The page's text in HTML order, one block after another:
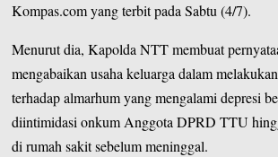
Kompas.comyang terbit pada Sabtu (4/7).
Menurut dia, Kapolda NTT membuat
mengabaikan usaha keluarga dalam
terhadap almarhum yang mengalami depresi
diintimidasi onkum Anggota DPRD TTU
di rumah sakit sebelum meninggal.